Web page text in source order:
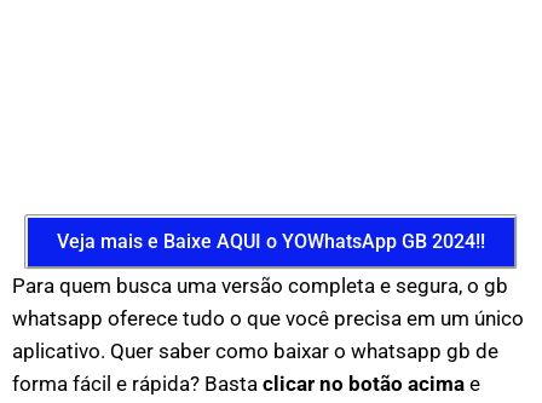
Veja mais e Baixe AQUI o YOWhatsApp GB 2024!!
Para quem busca uma versão completa e segura, o gb
whatsapp oferece tudo o que você precisa em um único
aplicativo. Quer saber como baixar o whatsapp gb de
forma fácil e rápida? Basta clicar no botão acima e